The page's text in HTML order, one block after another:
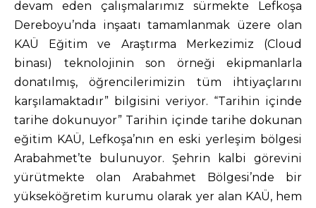
devam eden çalışmalarımız sürmekte Lefkoşa
Dereboyu’nda inşaatı tamamlanmak üzere olan
KAÜ Eğitim ve Araştırma Merkezimiz (Cloud
binası) teknolojinin son örneği ekipmanlarla
donatılmış, öğrencilerimizin tüm ihtiyaçlarını
karşılamaktadır” bilgisini veriyor. “Tarihin içinde
tarihe dokunuyor” Tarihin içinde tarihe dokunan
eğitim KAÜ, Lefkoşa’nın en eski yerleşim bölgesi
Arabahmet’te bulunuyor. Şehrin kalbi görevini
yürütmekte olan Arabahmet Bölgesi’nde bir
yükseköğretim kurumu olarak yer alan KAÜ, hem